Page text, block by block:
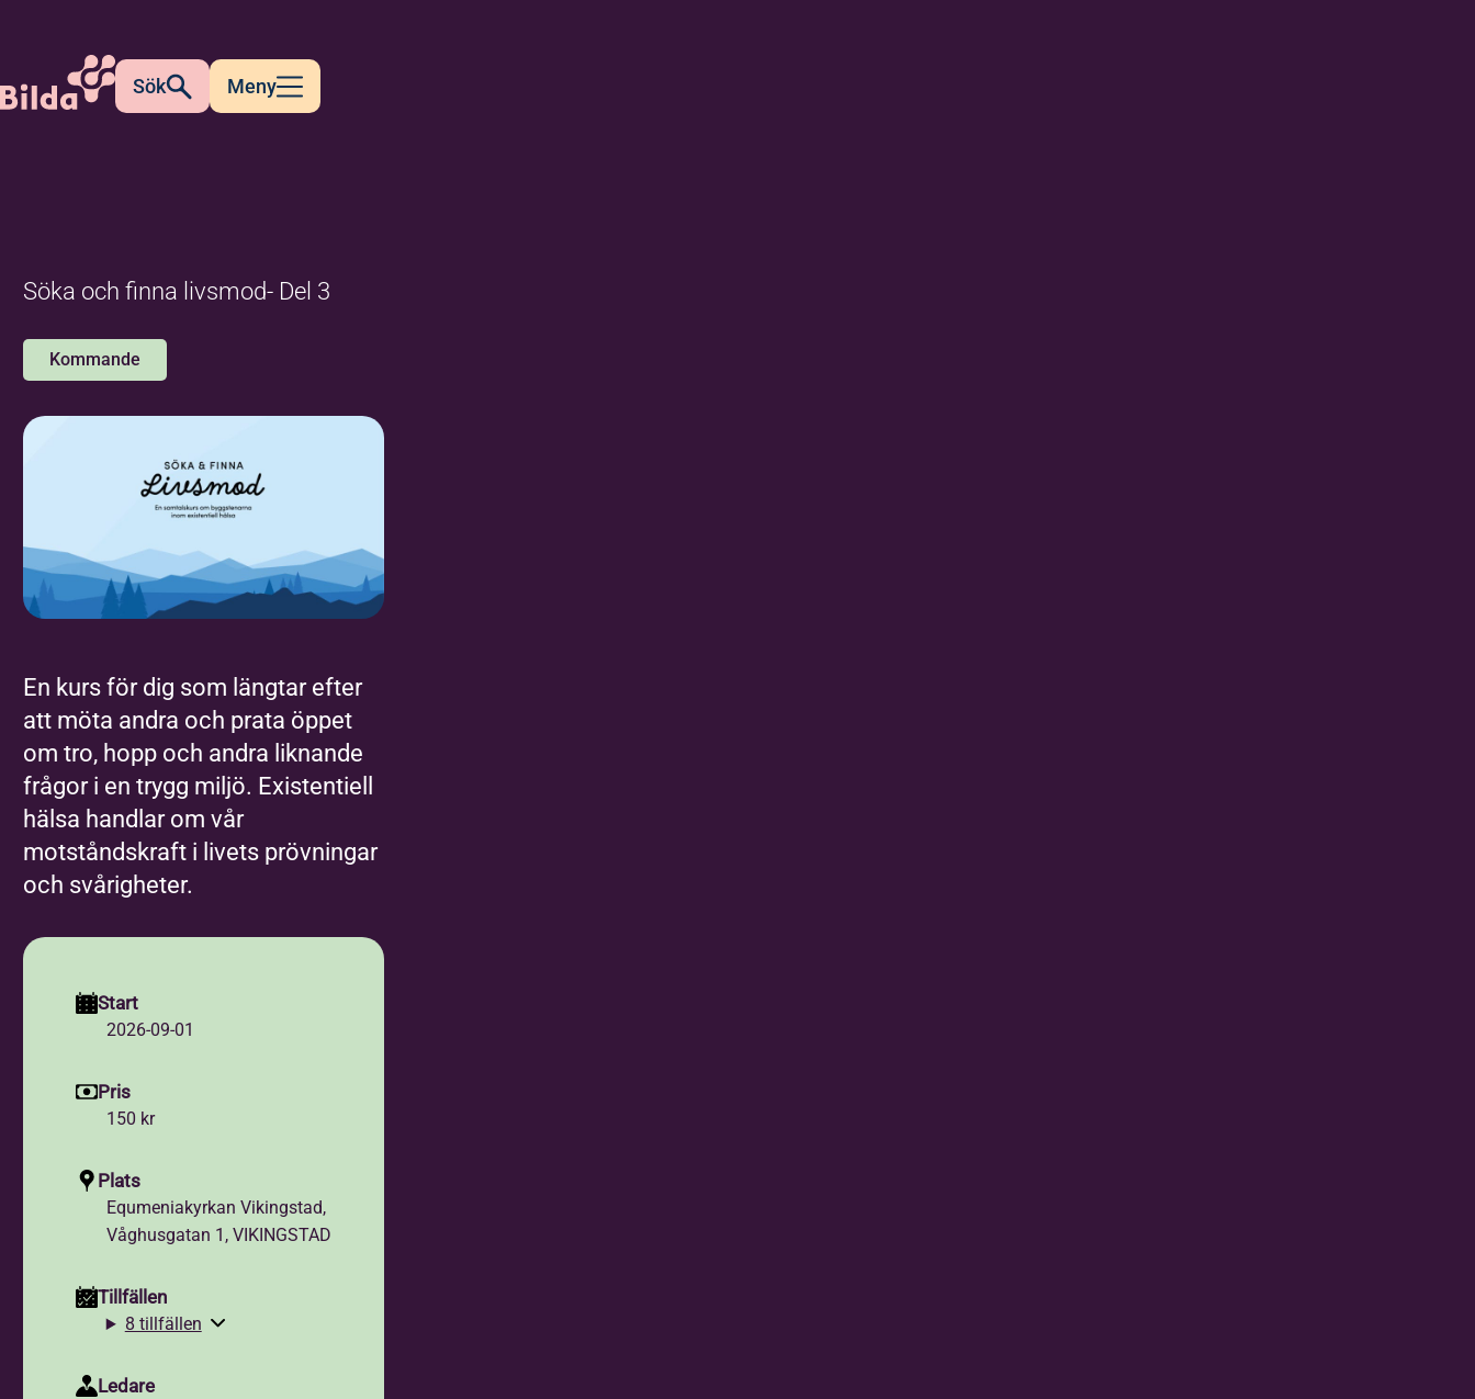
Sök Meny
Söka och finna livsmod- Del 3
Kommande
En kurs för dig som längtar efter
att möta andra och prata öppet
om tro, hopp och andra liknande
frågor i en trygg miljö. Existentiell
hälsa handlar om vår
motståndskraft i livets prövningar
och svårigheter.
Start
2026-09-01
Pris
150 kr
Plats
Equmeniakyrkan Vikingstad,
Våghusgatan 1, VIKINGSTAD
Tillfällen
8 tillfällen
Ledare